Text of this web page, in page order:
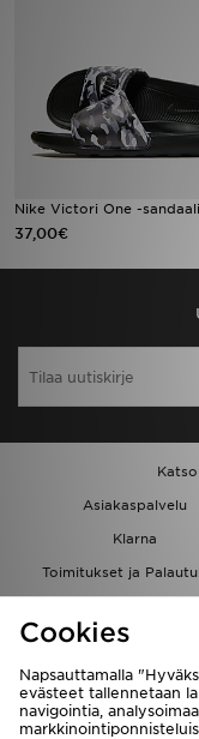
Nike Victori One -
37,00€
Asiakaspalvelu
Klarna
Toimitukset ja
Löydä myymälä
Tuotemerkit
Inspiroidu
Jalkapallo
Asiakaspalvelu ja
Cookies
Napsauttamalla
evästeet tallennetaan
navigointia,